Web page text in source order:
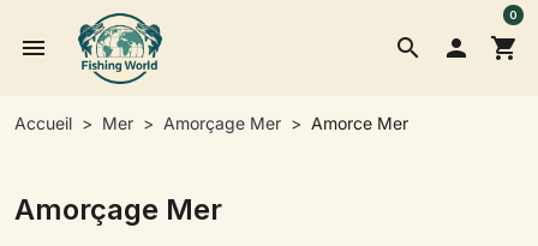
search
menu  shopping_cart
0
Accueil Mer Amorçage Mer Amorce Mer
Amorçage Mer